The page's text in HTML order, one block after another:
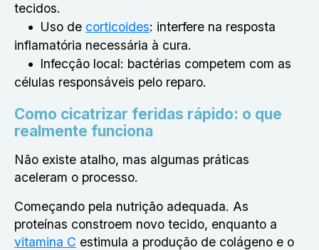
tecidos.
Uso de corticoides: interfere na resposta
inflamatória necessária à cura.
Infecção local: bactérias competem com as
células responsáveis pelo reparo.
Como cicatrizar feridas rápido: o que
realmente funciona
Não existe atalho, mas algumas práticas
aceleram o processo.
Começando pela nutrição adequada. As
proteínas constroem novo tecido, enquanto a
vitamina C estimula a produção de colágeno e o